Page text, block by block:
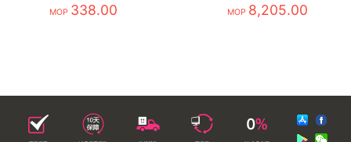
MOP 338.00 MOP 8,205.00